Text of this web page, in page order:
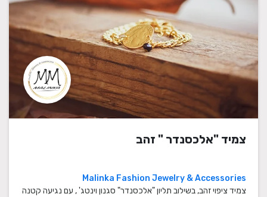
צמיד "אלכסנדר " זהב
Malinka Fashion Jewelry & Accessories
צמיד ציפוי זהב, בשילוב תליון "אלכסנדר" סגנון וינטג' , עם נגיעה קטנה